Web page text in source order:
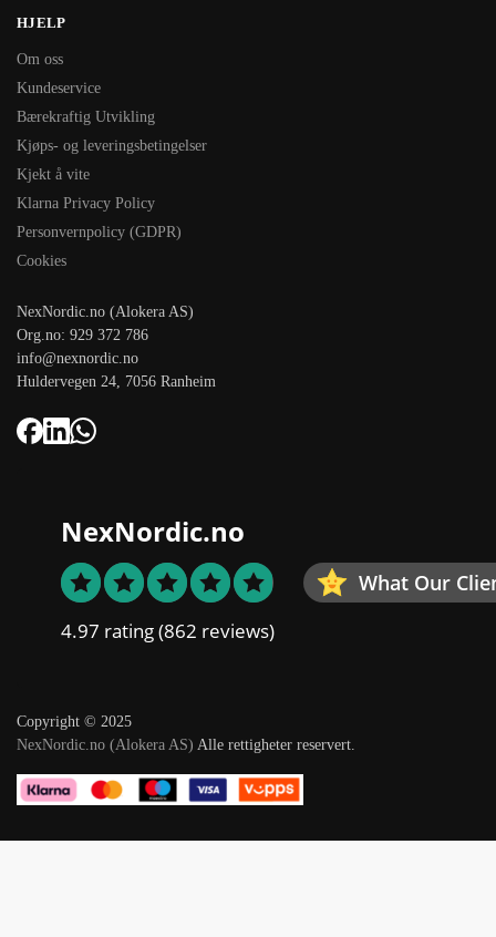
HJELP
Om oss
Kundeservice
Bærekraftig Utvikling
Kjøps- og leveringsbetingelser
Kjekt å vite
Klarna Privacy Policy
Personvernpolicy (GDPR)
Cookies
NexNordic.no (Alokera AS)
Org.no: 929 372 786
info@nexnordic.no
Huldervegen 24, 7056 Ranheim
NexNordic.no
What Our
4.97 rating(862 reviews)
Copyright © 2025
NexNordic.no (Alokera AS) Alle rettigheter reservert.